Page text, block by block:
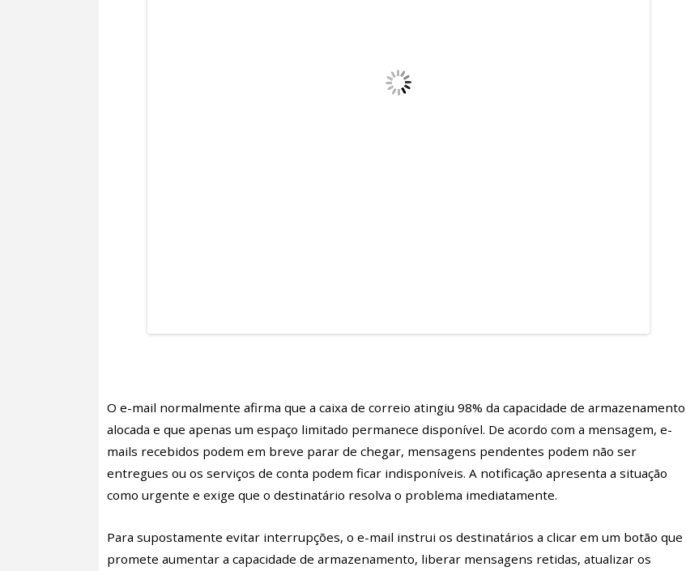
O e-mail normalmente afirma que a caixa de correio atingiu 98% da capacidade de armazenamento
alocada e que apenas um espaço limitado permanece disponível. De acordo com a mensagem, e-
mails recebidos podem em breve parar de chegar, mensagens pendentes podem não ser
entregues ou os serviços de conta podem ficar indisponíveis. A notificação apresenta a situação
como urgente e exige que o destinatário resolva o problema imediatamente.
Para supostamente evitar interrupções, o e-mail instrui os destinatários a clicar em um botão que
promete aumentar a capacidade de armazenamento, liberar mensagens retidas, atualizar os